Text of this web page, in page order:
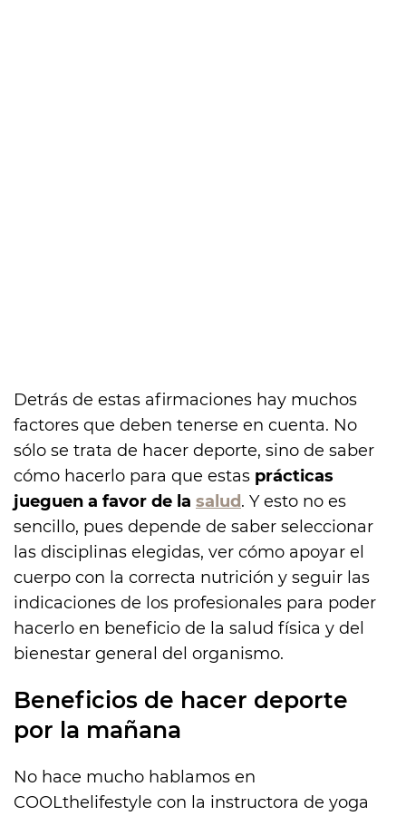
Detrás de estas afirmaciones hay muchos
factores que deben tenerse en cuenta. No
sólo se trata de hacer deporte, sino de saber
cómo hacerlo para que estas prácticas
jueguen a favor de la salud. Y esto no es
sencillo, pues depende de saber seleccionar
las disciplinas elegidas, ver cómo apoyar el
cuerpo con la correcta nutrición y seguir las
indicaciones de los profesionales para poder
hacerlo en beneficio de la salud física y del
bienestar general del organismo.
Beneficios de hacer deporte
por la mañana
No hace mucho hablamos en
COOLthelifestyle con la instructora de yoga